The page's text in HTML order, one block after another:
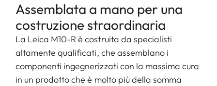
Assemblata a mano per una
costruzione straordinaria
La Leica M10-R è costruita da specialisti
altamente qualificati, che assemblano i
componenti ingegnerizzati con la massima cura
in un prodotto che è molto più della somma